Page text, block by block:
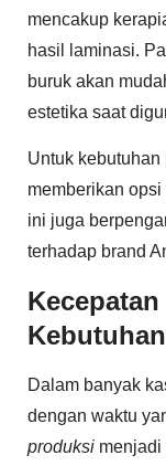
mencakup
hasil laminasi.
buruk akan
estetika saat
Untuk kebutuhan
memberikan
ini juga
terhadap brand
Dalam banyak
dengan waktu
produksi menjadi